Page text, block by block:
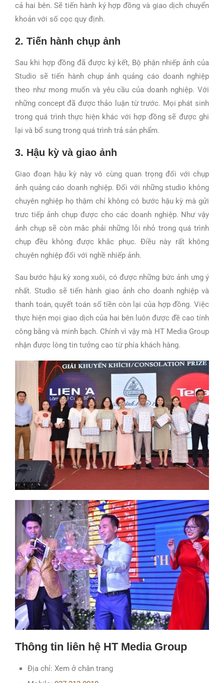
cả hai bên. Sẽ tiến hành ký hợp đồng và giao dịch chuyển
khoản với số cọc quy định.
2. Tiến hành chụp ảnh
Sau khi hợp đồng đã được ký kết, Bộ phận nhiếp ảnh của
Studio sẽ tiến hành chụp ảnh quảng cáo doanh nghiệp
theo như mong muốn và yêu cầu của doanh nghiệp. Với
những concept đã được thảo luận từ trước. Mọi phát sinh
trong quá trình thực hiện khác với hợp đồng sẽ được ghi
lại và bổ sung trong quá trình trả sản phẩm.
3. Hậu kỳ và giao ảnh
Giao đoạn hậu kỳ này vô cùng quan trọng đối với chụp
ảnh quảng cáo doanh nghiệp. Đối với những studio không
chuyên nghiệp họ thậm chí không có bước hậu kỳ mà gửi
trưc tiếp ảnh chụp được cho các doanh nghiệp. Như vậy
ảnh chụp sẽ còn mắc phải những lỗi nhỏ trong quá trình
chụp đều không được khắc phục. Điều này rất không
chuyên nghiệp đối với nghề nhiếp ảnh.
Sau bước hậu kỳ xong xuôi, có được những bức ảnh ưng ý
nhất. Studio sẽ tiến hành giao ảnh cho doanh nghiệp và
thanh toán, quyết toán số tiền còn lại của hợp đồng. Việc
thực hiện mọi giao dịch của hai bên luôn được đề cao tính
công bằng và minh bạch. Chính vì vậy mà HT Media Group
nhận được lòng tin tưởng cao từ phía khách hàng.
Thông tin liên hệ HT Media Group
Địa chỉ: Xem ở chân trang